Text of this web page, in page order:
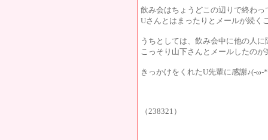
飲み会はちょうどこの辺りで終わっ
Uさんとはまったりとメールが続く
うちとしては、飲み会中に他の人に
こっそり山下さんとメールしたのが
きっかけをくれたU先輩に感謝♪(-ω-
（238321）